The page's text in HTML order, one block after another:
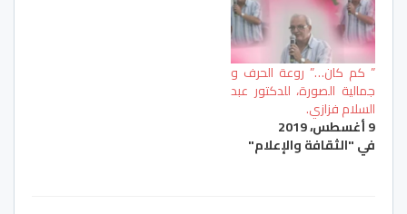
” كم كان…” روعة الحرف و
جمالية الصورة، للدكتور عبد
السلام فزازي.
9 أغسطس، 2019
في "الثقافة والإعلام"